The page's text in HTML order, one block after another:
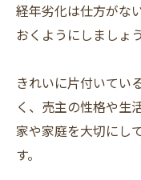
経年劣化は仕方がな
おくようにしましょう
きれいに片付いてい
く、売主の性格や生
家や家庭を大切にし
す。